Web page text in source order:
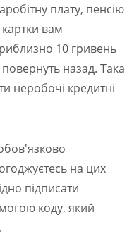
плату, пенсію
вам
10 гривень
повернуть назад. Така
неробочі кредитні
на цих
підписати
коду, який